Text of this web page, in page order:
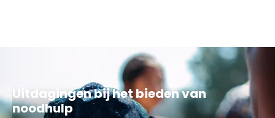
Uitdagingen bij het bieden van
noodhulp